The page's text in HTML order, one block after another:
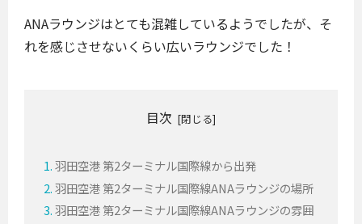
ANAラウンジはとても混雑しているようでしたが、そ
れを感じさせないくらい広いラウンジでした！
目次
羽田空港 第2ターミナル国際線から出発
羽田空港 第2ターミナル国際線ANAラウンジの場所
羽田空港 第2ターミナル国際線ANAラウンジの雰囲